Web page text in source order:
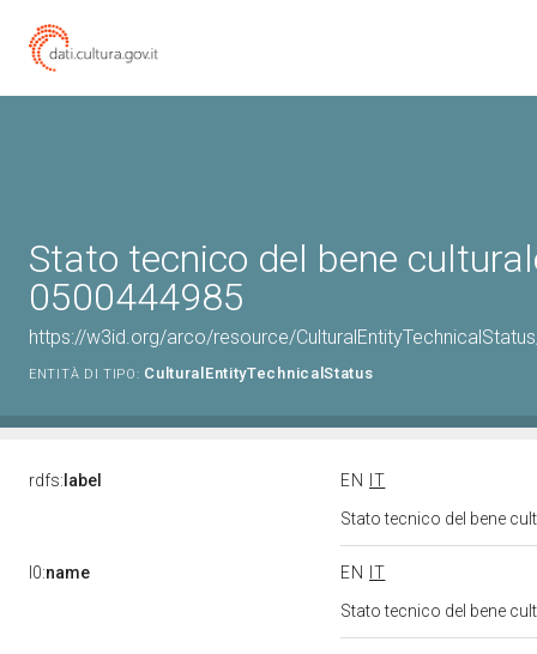
Stato tecnico del bene
0500444985
https://w3id.org/arco/resource/
ENTITÀ DI TIPO: CulturalEntityTechnicalStatus
rdfs: label EN
IT
Stato tecnico del bene
l0:name EN
IT
Stato tecnico del bene